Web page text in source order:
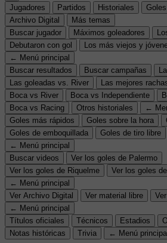
Jugadores
Partidos Historiales Goles
Archivo Digital
Más temas
Buscar jugador
Máximos goleadores
Debutaron con gol
Los más viejos y
← Menú principal
Buscar resultados
Buscar campañas
Las goleadas vs. River
Las mejores
Boca vs River
Boca vs Independiente
Boca vs Racing
Otros historiales
←
Goles más rápidos
Goles sobre la hora
Goles de emboquillada
Goles de tiro libre
← Menú principal
Buscar videos
Ver los goles de Palermo
Ver los goles de Riquelme
Ver los goles
← Menú principal
Ver Archivo Digital
Ver material libre
← Menú principal
Títulos oficiales
Técnicos Estadios
Notas históricas
Trivia ← Menú principal